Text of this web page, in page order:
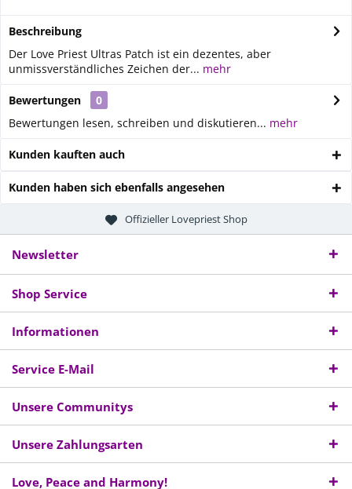
Beschreibung
Der Love Priest Ultras Patch ist ein dezentes, aber
unmissverständliches Zeichen der... mehr
Bewertungen
0
Bewertungen lesen, schreiben und diskutieren... mehr
Kunden kauften auch
Kunden haben sich ebenfalls angesehen
Offizieller Lovepriest Shop
Newsletter
Shop Service
Informationen
Service E-Mail
Unsere Communitys
Unsere Zahlungsarten
Love, Peace and Harmony!